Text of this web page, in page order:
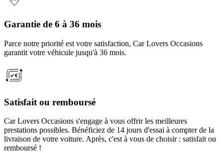
Garantie de 6 à 36 mois
Parce notre priorité est votre satisfaction, Car Lovers Occasions
garantit votre véhicule jusqu'à 36 mois.
Satisfait ou remboursé
Car Lovers Occasions s'engage à vous offrir les meilleures
prestations possibles. Bénéficiez de 14 jours d'essai à compter de la
livraison de votre voiture. Après, c'est à vous de choisir : satisfait ou
remboursé !